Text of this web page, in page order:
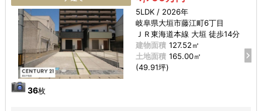
36枚
5LDK / 2026年
岐阜県大垣市藤江町6丁目
ＪＲ東海道本線 大垣 徒歩14分
建物面積 127.52㎡
土地面積 165.00㎡
(49.91坪)